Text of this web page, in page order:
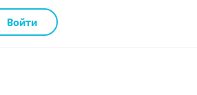
Войти